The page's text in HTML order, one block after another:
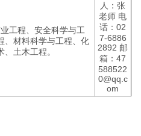
工程、安全科学与工
、材料科学与工程、化
土木工程。
人：张
老师 电
话：02
7-6886
2892 邮
箱：47
588522
0@qq.c
om